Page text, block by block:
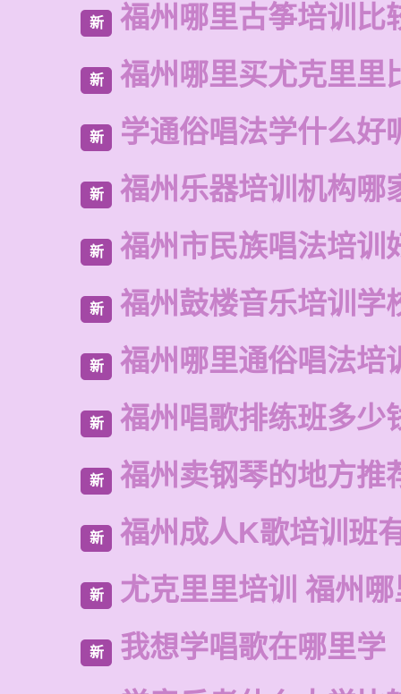
新 福州哪里古筝培训比
新 福州哪里买尤克里里
新 学通俗唱法学什么好
新 福州乐器培训机构哪
新 福州市民族唱法培训
新 福州鼓楼音乐培训学
新 福州哪里通俗唱法培
新 福州唱歌排练班多少
新 福州卖钢琴的地方推
新 福州成人K歌培训班
新 尤克里里培训 福州
新
我想学唱歌在哪里学